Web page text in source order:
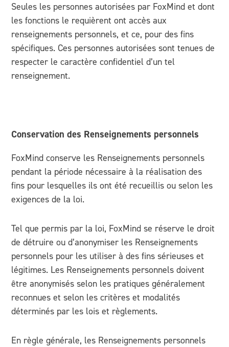
Seules les personnes autorisées par FoxMind et dont
les fonctions le requièrent ont accès aux
renseignements personnels, et ce, pour des fins
spécifiques. Ces personnes autorisées sont tenues de
respecter le caractère confidentiel d’un tel
renseignement.
Conservation des Renseignements personnels
FoxMind conserve les Renseignements personnels
pendant la période nécessaire à la réalisation des
fins pour lesquelles ils ont été recueillis ou selon les
exigences de la loi.
Tel que permis par la loi, FoxMind se réserve le droit
de détruire ou d’anonymiser les Renseignements
personnels pour les utiliser à des fins sérieuses et
légitimes. Les Renseignements personnels doivent
être anonymisés selon les pratiques généralement
reconnues et selon les critères et modalités
déterminés par les lois et règlements.
En règle générale, les Renseignements personnels